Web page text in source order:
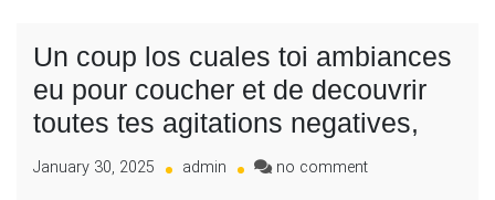
Un coup los cuales toi ambiances
eu pour coucher et de decouvrir
toutes tes agitations negatives,
January 30, 2025 admin no commenton